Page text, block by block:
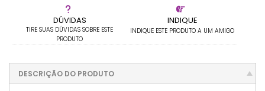
DÚVIDAS
TIRE SUAS DÚVIDAS SOBRE ESTE
PRODUTO
INDIQUE
INDIQUE ESTE PRODUTO A UM AMIGO
DESCRIÇÃO DO PRODUTO